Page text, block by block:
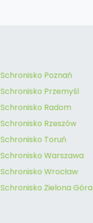
Schronisko Poznań
Schronisko Przemyśl
Schronisko Radom
Schronisko Rzeszów
Schronisko Toruń
Schronisko Warszawa
Schronisko Wrocław
Schronisko Zielona Góra